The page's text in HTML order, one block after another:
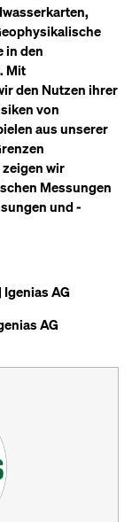
in den
Mit
den Nutzen ihrer
von
aus unserer
wir
Messungen
und -
AG
AG